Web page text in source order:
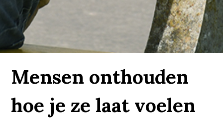
Mensen onthouden
hoe je ze laat voelen